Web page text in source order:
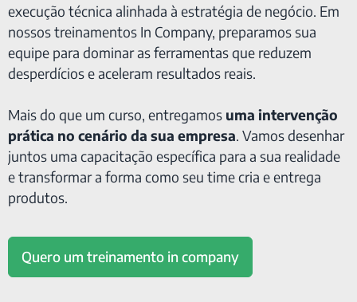
execução técnica alinhada à estratégia de negócio. Em
nossos treinamentos In Company, preparamos sua
equipe para dominar as ferramentas que reduzem
desperdícios e aceleram resultados reais.
Mais do que um curso, entregamos uma intervenção
prática no cenário da sua empresa. Vamos desenhar
juntos uma capacitação específica para a sua realidade
e transformar a forma como seu time cria e entrega
produtos.
Quero um treinamento in company